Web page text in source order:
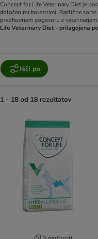
Concept for Life Veterinary Diet je
določenimi boleznimi. Različne
predhodnem pogovoru z
Life Veterinary Diet - prilagojena
Išči po
1 - 18 od 18 rezultatov